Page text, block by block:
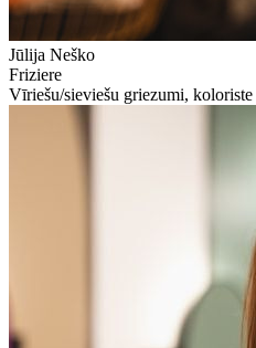
Jūlija Neško
Friziere
Vīriešu/sieviešu griezumi, koloriste